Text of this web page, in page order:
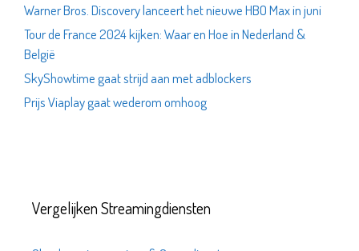
Warner Bros. Discovery lanceert het nieuwe HBO Max in juni
Tour de France 2024 kijken: Waar en Hoe in Nederland &
België
SkyShowtime gaat strijd aan met adblockers
Prijs Viaplay gaat wederom omhoog
Vergelijken Streamingdiensten